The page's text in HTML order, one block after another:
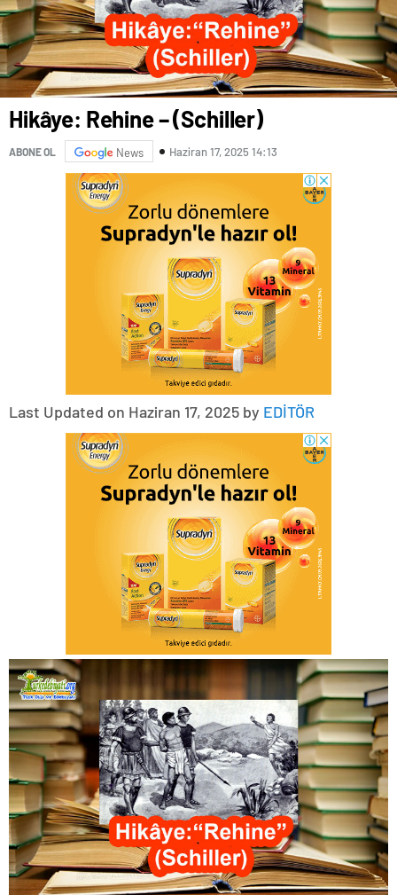
Hikâye: Rehine – (Schiller)
ABONE OL News Haziran 17, 2025 14:13
Last Updated on Haziran 17, 2025 by EDİTÖR